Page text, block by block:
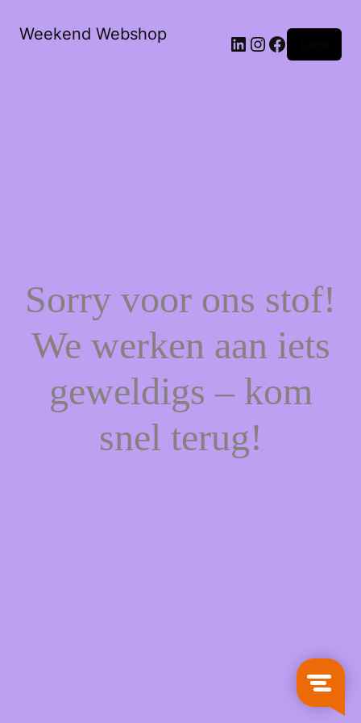
Weekend Webshop LinkedIn
Instagram
Facebook
Sorry voor ons stof!
We werken aan iets
geweldigs – kom
snel terug!